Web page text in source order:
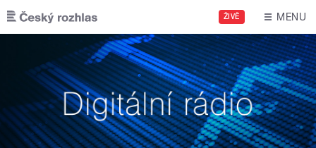
Přejít k hlavnímu obsahu
ŽIVĚ MENU